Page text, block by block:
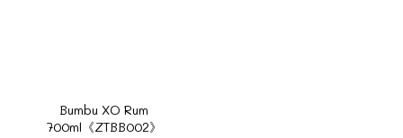
Bumbu XO Rum
700ml《ZTBB002》